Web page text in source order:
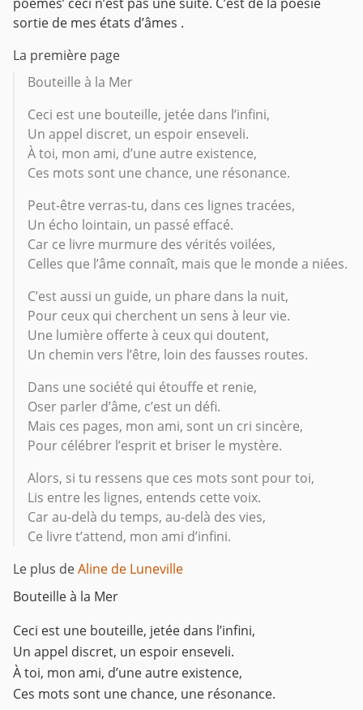
sortie de mes états d’âmes .
La première page
Bouteille à la Mer
Ceci est une bouteille, jetée dans l’infini,
Un appel discret, un espoir enseveli.
À toi, mon ami, d’une autre existence,
Ces mots sont une chance, une résonance.
Peut-être verras-tu, dans ces lignes tracées,
Un écho lointain, un passé effacé.
Car ce livre murmure des vérités voilées,
Celles que l’âme connaît, mais que le monde a niées.
C’est aussi un guide, un phare dans la nuit,
Pour ceux qui cherchent un sens à leur vie.
Une lumière offerte à ceux qui doutent,
Un chemin vers l’être, loin des fausses routes.
Dans une société qui étouffe et renie,
Oser parler d’âme, c’est un défi.
Mais ces pages, mon ami, sont un cri sincère,
Pour célébrer l’esprit et briser le mystère.
Alors, si tu ressens que ces mots sont pour toi,
Lis entre les lignes, entends cette voix.
Car au-delà du temps, au-delà des vies,
Ce livre t’attend, mon ami d’infini.
Le plus deAline de Luneville
Bouteille à la Mer
Ceci est une bouteille, jetée dans l’infini,
Un appel discret, un espoir enseveli.
À toi, mon ami, d’une autre existence,
Ces mots sont une chance, une résonance.